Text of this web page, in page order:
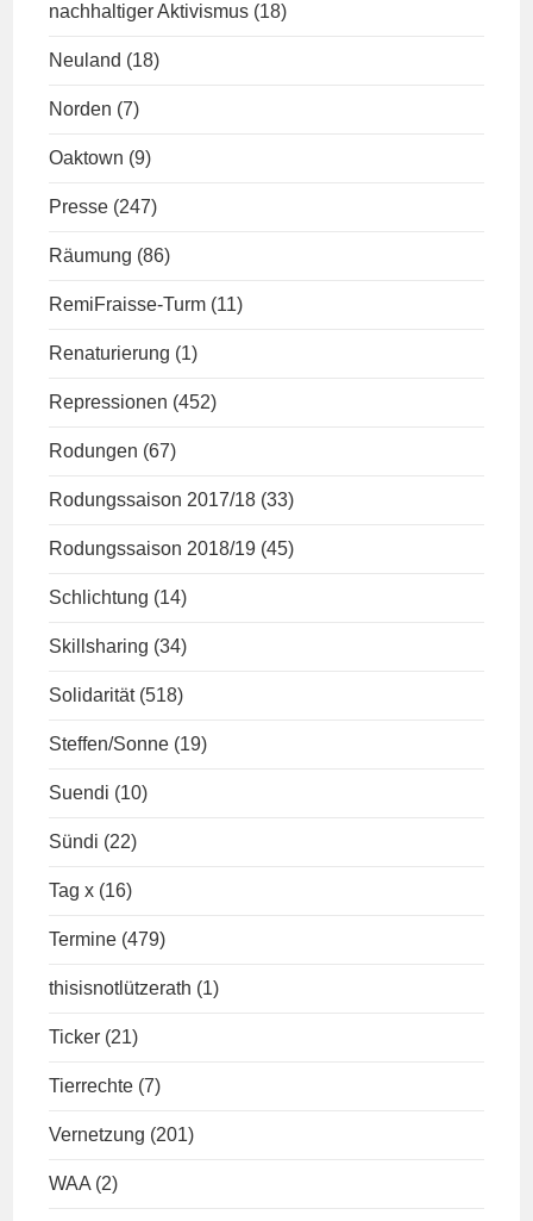
nachhaltiger Aktivismus (18)
Neuland (18)
Norden (7)
Oaktown (9)
Presse (247)
Räumung (86)
RemiFraisse-Turm (11)
Renaturierung (1)
Repressionen (452)
Rodungen (67)
Rodungssaison 2017/18 (33)
Rodungssaison 2018/19 (45)
Schlichtung (14)
Skillsharing (34)
Solidarität (518)
Steffen/Sonne (19)
Suendi (10)
Sündi (22)
Tag x (16)
Termine (479)
thisisnotlützerath (1)
Ticker (21)
Tierrechte (7)
Vernetzung (201)
WAA (2)